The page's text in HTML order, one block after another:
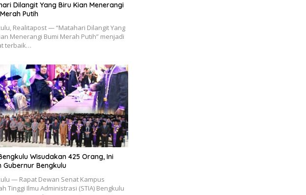
Dilangit Yang Biru Kian Menerangi
Putih
Realitapost — “Matahari Dilangit Yang
Menerangi Bumi Merah Putih” menjadi
terbaik…
Wisudakan 425 Orang, Ini
Gubernur Bengkulu
— Rapat Dewan Senat Kampus
Tinggi Ilmu Administrasi (STIA) Bengkulu